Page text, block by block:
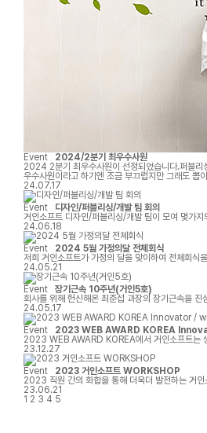
Event
2024/2분기 최우수사원
2024 2분기 최우수사원이 선정되었습니다.퍼블리
우수사원이라고 하기엔 조금 부끄럽지만 그래도 뽑
많이 배우고 성장할 수 있었던 것 같습니다. 정말 늘
24.07.17
Event
디자인/퍼블리싱/개발 팀 회의
거인소프트 디자인/퍼블리싱/개발 팀이 모여 몇가지
24.06.18
Event
2024 5월 가정의달 전체회식
저희 거인소프트가 가정의 달을 맞이하여 전체회식
24.05.21
Event
장기근속 10주년(거인5호)
회사를 위해 헌신해온 최준섭 과장의 장기근속을 진
24.05.17
Event
2023 WEB AWARD KOREA
2023 WEB AWARD KOREA에서 거인소프트는
23.12.27
Event
2023 거인소프트 WORKSHOP
23.06.21
1 2 3 4 5